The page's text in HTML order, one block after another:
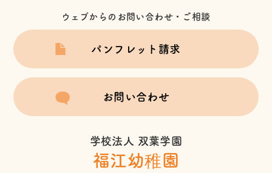
ウェブからのお問い合わせ・ご相談
パンフレット請求
お問い合わせ
学校法人 双葉学園
福江幼稚園